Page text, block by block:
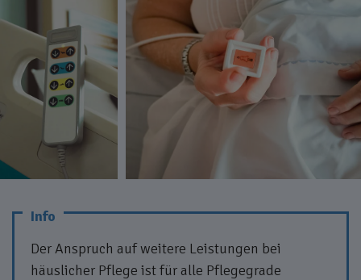
Der Anspruch auf weitere Leistungen bei
häuslicher Pflege ist für alle Pflegegrade